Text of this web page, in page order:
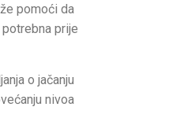
pomoći da
prije
o jačanju
nivoa